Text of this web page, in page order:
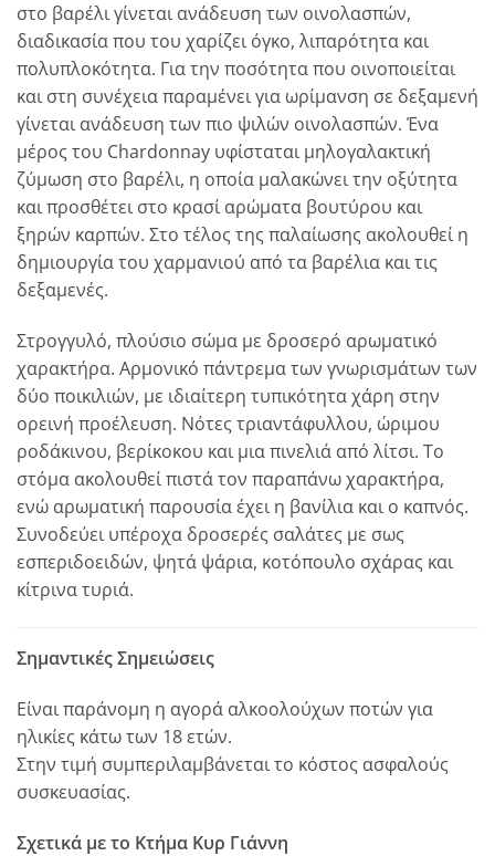
στο βαρέλι γίνεται ανάδευση των οινολασπών,
διαδικασία που του χαρίζει όγκο, λιπαρότητα και
πολυπλοκότητα. Για την ποσότητα που οινοποιείται
και στη συνέχεια παραμένει για ωρίμανση σε δεξαμενή
γίνεται ανάδευση των πιο ψιλών οινολασπών. Ένα
μέρος του Chardonnay υφίσταται μηλογαλακτική
ζύμωση στο βαρέλι, η οποία μαλακώνει την οξύτητα
και προσθέτει στο κρασί αρώματα βουτύρου και
ξηρών καρπών. Στο τέλος της παλαίωσης ακολουθεί η
δημιουργία του χαρμανιού από τα βαρέλια και τις
δεξαμενές.
Στρογγυλό, πλούσιο σώμα με δροσερό αρωματικό
χαρακτήρα. Αρμονικό πάντρεμα των γνωρισμάτων των
δύο ποικιλιών, με ιδιαίτερη τυπικότητα χάρη στην
ορεινή προέλευση. Νότες τριαντάφυλλου, ώριμου
ροδάκινου, βερίκοκου και μια πινελιά από λίτσι. Το
στόμα ακολουθεί πιστά τον παραπάνω χαρακτήρα,
ενώ αρωματική παρουσία έχει η βανίλια και ο καπνός.
Συνοδεύει υπέροχα δροσερές σαλάτες με σως
εσπεριδοειδών, ψητά ψάρια, κοτόπουλο σχάρας και
κίτρινα τυριά.
Σημαντικές Σημειώσεις
Είναι παράνομη η αγορά αλκοολούχων ποτών για
ηλικίες κάτω των 18 ετών.
Στην τιμή συμπεριλαμβάνεται το κόστος ασφαλούς
συσκευασίας.
Σχετικά με το Κτήμα Κυρ Γιάννη